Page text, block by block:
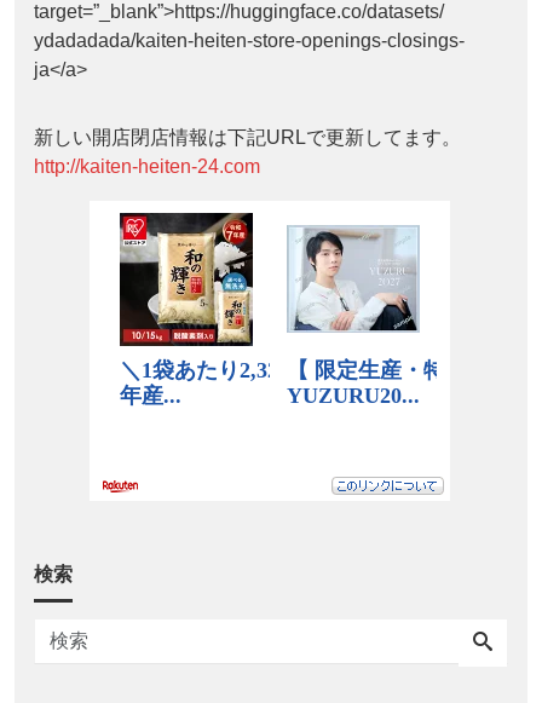
target=”_blank”>https://huggingface.co/datasets/
ydadadada/kaiten-heiten-store-openings-closings-
ja</a>
新しい開店閉店情報は下記URLで更新してます。
http://kaiten-heiten-24.com
検索